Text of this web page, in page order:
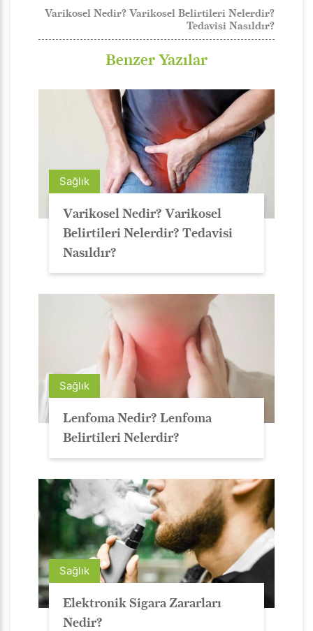
Varikosel Nedir? Varikosel Belirtileri Nelerdir?
Tedavisi Nasıldır?
Benzer Yazılar
Sağlık
Varikosel Nedir? Varikosel
Belirtileri Nelerdir? Tedavisi
Nasıldır?
Sağlık
Lenfoma Nedir? Lenfoma
Belirtileri Nelerdir?
Sağlık
Elektronik Sigara Zararları
Nedir?